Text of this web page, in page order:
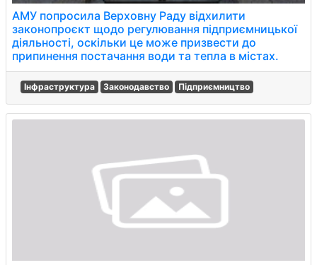
АМУ попросила Верховну Раду відхилити
законопроєкт щодо регулювання підприємницької
діяльності, оскільки це може призвести до
припинення постачання води та тепла в містах.
Інфраструктура Законодавство Підприємництво